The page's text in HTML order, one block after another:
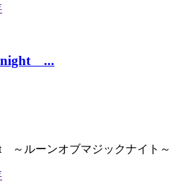
...
～ルーンオブマジックナイト～